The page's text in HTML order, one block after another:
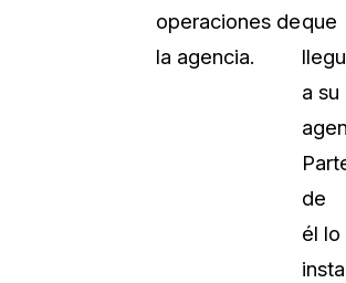
Trabaja con nosotros
construir el futuro de la redacción
Póngase en contacto con
operaciones de
la agencia.
que
a su
de
él lo